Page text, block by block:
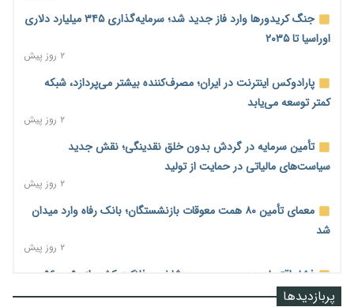
جنگ کریدورها وارد فاز جدید شد؛ سرمایه‌گذاری ۳۴۵ میلیارد دلاری
اوراسیا تا ۲۰۳۵
۲ روز پیش
پارادوکس اینترنت در ایران؛ مصرف‌کننده بیشتر می‌پردازد، شبکه
کمتر توسعه می‌یابد
۲ روز پیش
تأمین سرمایه در گردش بدون خلق نقدینگی؛ نقش جدید
سیاست‌های مالیاتی در حمایت از تولید
۲ روز پیش
معمای تأمین ۸۰ همت معوقات بازنشستگان؛ بانک رفاه وارد میدان
شد
۲ روز پیش
فشار اقتصادی در مسیر صعود؛ شاخص فلاکت کشور از ۹۰ به ۹۶
درصد رسید
پربازدیدها